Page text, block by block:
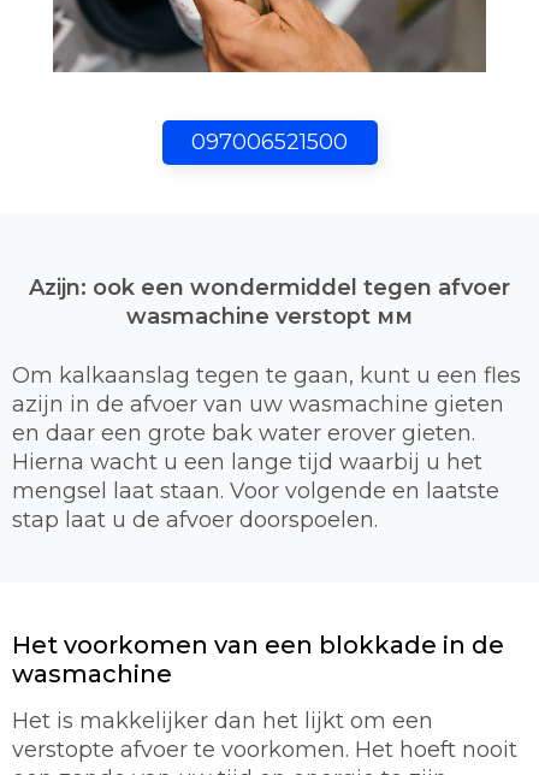
097006521500
Azijn: ook een wondermiddel tegen afvoer
wasmachine verstopt мм
Om kalkaanslag tegen te gaan, kunt u een fles
azijn in de afvoer van uw wasmachine gieten
en daar een grote bak water erover gieten.
Hierna wacht u een lange tijd waarbij u het
mengsel laat staan. Voor volgende en laatste
stap laat u de afvoer doorspoelen.
Het voorkomen van een blokkade in de
wasmachine
Het is makkelijker dan het lijkt om een
verstopte afvoer te voorkomen. Het hoeft nooit